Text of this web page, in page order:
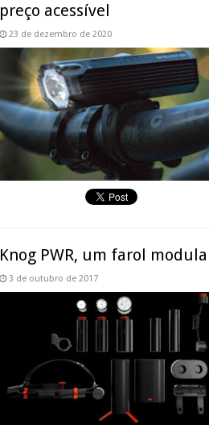
preço acessível
23 de dezembro de 2020
Knog PWR, um farol
3 de outubro de 2017